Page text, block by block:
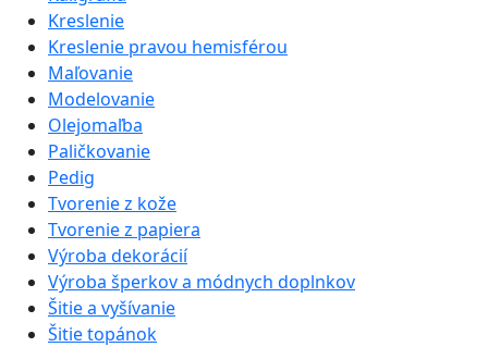
Kreslenie
Kreslenie pravou hemisférou
Maľovanie
Modelovanie
Olejomaľba
Paličkovanie
Pedig
Tvorenie z kože
Tvorenie z papiera
Výroba dekorácií
Výroba šperkov a módnych doplnkov
Šitie a vyšívanie
Šitie topánok